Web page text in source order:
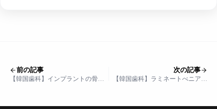
前の記事
【韓国歯科】インプラントの骨移
次の記事
【韓国歯科】ラミネートべニアと